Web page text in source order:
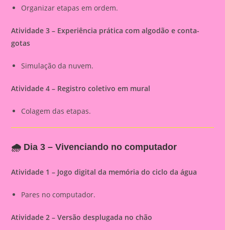
Organizar etapas em ordem.
Atividade 3 – Experiência prática com algodão e conta-
gotas
Simulação da nuvem.
Atividade 4 – Registro coletivo em mural
Colagem das etapas.
🌧️ Dia 3 – Vivenciando no computador
Atividade 1 – Jogo digital da memória do ciclo da água
Pares no computador.
Atividade 2 – Versão desplugada no chão